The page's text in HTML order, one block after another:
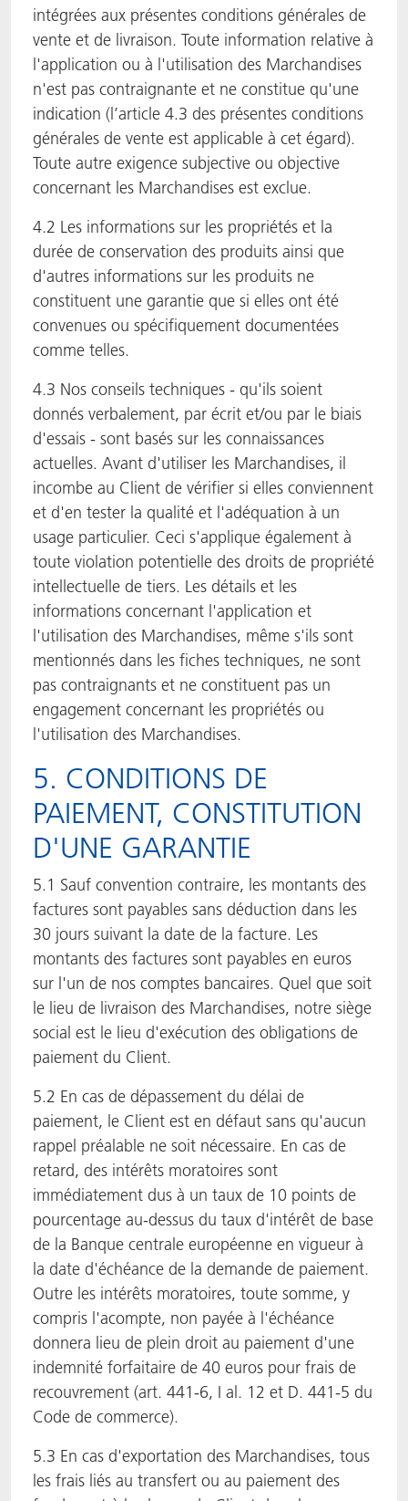
intégrées aux présentes conditions générales de
vente et de livraison. Toute information relative à
l'application ou à l'utilisation des Marchandises
n'est pas contraignante et ne constitue qu'une
indication (l’article 4.3 des présentes conditions
générales de vente est applicable à cet égard).
Toute autre exigence subjective ou objective
concernant les Marchandises est exclue.
4.2 Les informations sur les propriétés et la
durée de conservation des produits ainsi que
d'autres informations sur les produits ne
constituent une garantie que si elles ont été
convenues ou spécifiquement documentées
comme telles.
4.3 Nos conseils techniques - qu'ils soient
donnés verbalement, par écrit et/ou par le biais
d'essais - sont basés sur les connaissances
actuelles. Avant d'utiliser les Marchandises, il
incombe au Client de vérifier si elles conviennent
et d'en tester la qualité et l'adéquation à un
usage particulier. Ceci s'applique également à
toute violation potentielle des droits de propriété
intellectuelle de tiers. Les détails et les
informations concernant l'application et
l'utilisation des Marchandises, même s'ils sont
mentionnés dans les fiches techniques, ne sont
pas contraignants et ne constituent pas un
engagement concernant les propriétés ou
l'utilisation des Marchandises.
5. CONDITIONS DE
PAIEMENT, CONSTITUTION
D'UNE GARANTIE
5.1 Sauf convention contraire, les montants des
factures sont payables sans déduction dans les
30 jours suivant la date de la facture. Les
montants des factures sont payables en euros
sur l'un de nos comptes bancaires. Quel que soit
le lieu de livraison des Marchandises, notre siège
social est le lieu d'exécution des obligations de
paiement du Client.
5.2 En cas de dépassement du délai de
paiement, le Client est en défaut sans qu'aucun
rappel préalable ne soit nécessaire. En cas de
retard, des intérêts moratoires sont
immédiatement dus à un taux de 10 points de
pourcentage au-dessus du taux d'intérêt de base
de la Banque centrale européenne en vigueur à
la date d'échéance de la demande de paiement.
Outre les intérêts moratoires, toute somme, y
compris l'acompte, non payée à l'échéance
donnera lieu de plein droit au paiement d'une
indemnité forfaitaire de 40 euros pour frais de
recouvrement (art. 441-6, I al. 12 et D. 441-5 du
Code de commerce).
5.3 En cas d'exportation des Marchandises, tous
les frais liés au transfert ou au paiement des